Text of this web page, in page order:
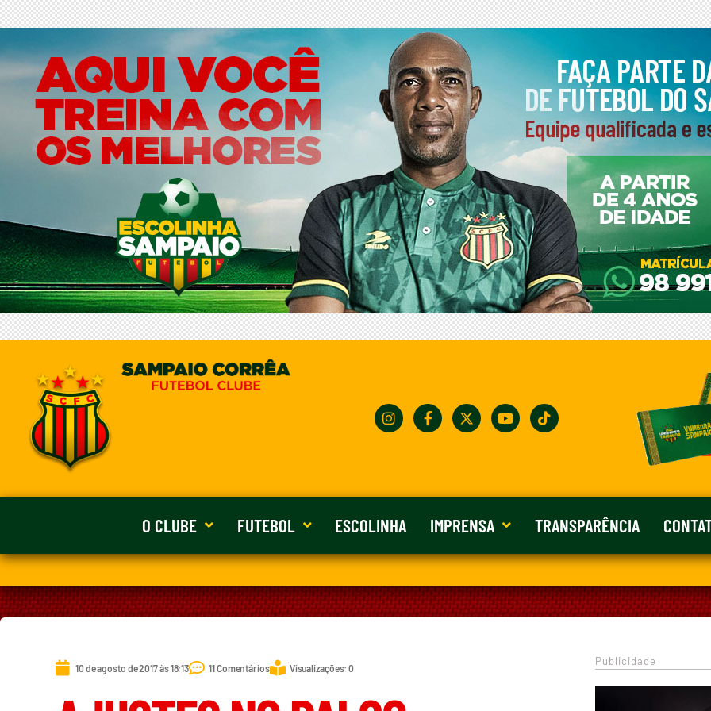
O CLUBE FUTEBOL ESCOLINHA IMPRENSA TRANSPARÊNCIA
10 de agosto de 2017 às 18:13 11 Comentários Visualizações: 0
Publicidade